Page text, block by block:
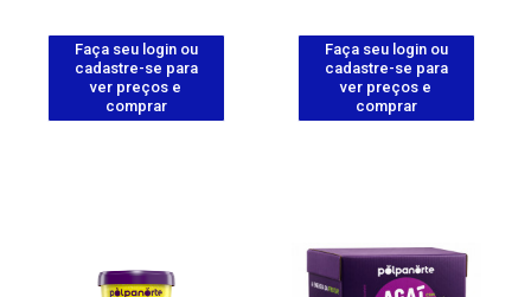
Faça seu login ou
cadastre-se para
ver preços e
comprar
Faça seu login ou
cadastre-se para
ver preços e
comprar